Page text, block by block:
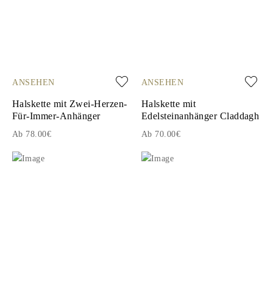
ANSEHEN
Halskette mit Zwei-Herzen-
Für-Immer-Anhänger
Ab 78.00€
ANSEHEN
Halskette mit
Edelsteinanhänger Claddagh
Ab 70.00€